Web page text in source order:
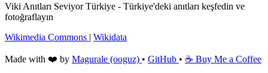
Viki Anıtları Seviyor Türkiye - Türkiye'deki anıtları keşfedin ve
fotoğraflayın
Wikimedia Commons | Wikidata
Made with ❤️ by Magurale (ooguz) • GitHub • ☕ Buy Me a Coffee